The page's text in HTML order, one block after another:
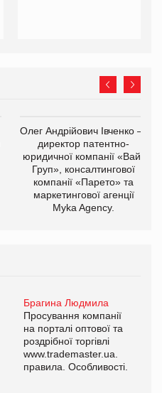
Олег Андрійович Івченко —
директор патентно-
юридичної компанії «Вайз
Груп», консалтингової
компанії «Парето» та
маркетингової агенції
Myka Agency.
Брагина Людмила
Просування компанії
на порталі оптової та
роздрібної торгівлі
www.trademaster.ua.
правила. Особливості.